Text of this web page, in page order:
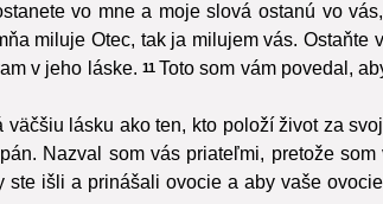
vo mne a moje slová ostanú vo
miluje Otec, tak ja milujem vás. Ostaňte
v jeho láske. 11 Toto som vám povedal,
väčšiu lásku ako ten, kto položí život za
Nazval som vás priateľmi, pretože som
išli a prinášali ovocie a aby vaše